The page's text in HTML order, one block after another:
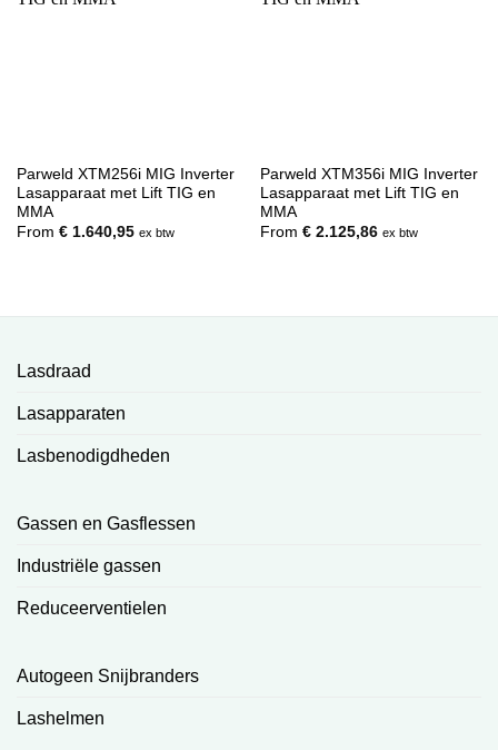
Parweld XTM256i MIG Inverter
Lasapparaat met Lift TIG en
MMA
From €1.640,95 ex btw
Parweld XTM356i MIG Inverter
Lasapparaat met Lift TIG en
MMA
From €2.125,86 ex btw
Lasdraad
Lasapparaten
Lasbenodigdheden
Gassen en Gasflessen
Industriële gassen
Reduceerventielen
Autogeen Snijbranders
Lashelmen